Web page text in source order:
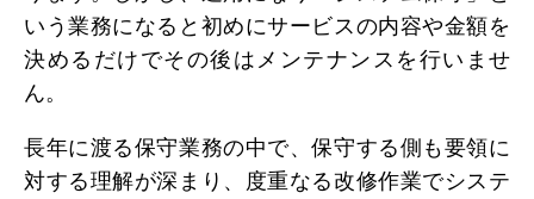
いう業務になると初めにサービスの内容や金額を
決めるだけでその後はメンテナンスを行いませ
ん。
長年に渡る保守業務の中で、保守する側も要領に
対する理解が深まり、度重なる改修作業でシステ